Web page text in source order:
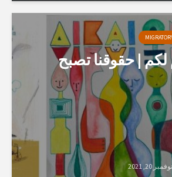
لكم | حقوقنا تصبح
نوفمبر 20, 2021